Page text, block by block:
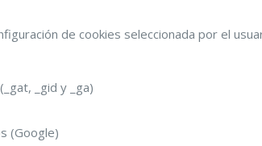
de cookies seleccionada por el
_gid y _ga)
(Google)